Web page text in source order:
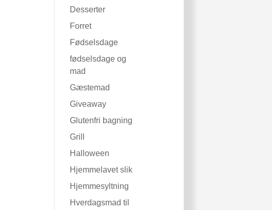
Desserter
Forret
Fødselsdage
fødselsdage og
mad
Gæstemad
Giveaway
Glutenfri bagning
Grill
Halloween
Hjemmelavet slik
Hjemmesyltning
Hverdagsmad til